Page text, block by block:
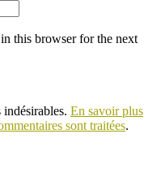
this browser for the next
En savoir plus
sont traitées.